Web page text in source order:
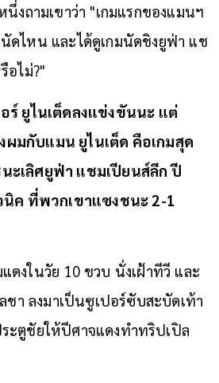
นึ่งถามเขาว่า "เกมแรกของแมนฯ
ดไหน และได้ดูเกมนัดชิงยูฟ่า แช
อไม่?"
ร์ ยูไนเต็ดลงแข่งขันนะ แต่
ผมกับแมน ยูไนเต็ด คือเกมสุด
ะเลิศยูฟ่า แชมเปียนส์ลีก ปี
นิค ที่พวกเขาแซงชนะ 2-1
ดงในวัย 10 ขวบ นั่งเฝ้าทีวี และ
ชา ลงมาเป็นซูเปอร์ซับสะบัดเท้า
ะตูชัยให้ปีศาจแดงทำทริปเปิล